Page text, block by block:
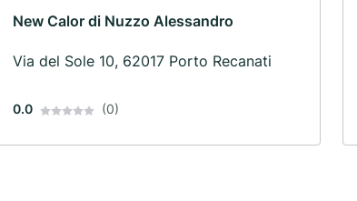
New Calor di Nuzzo Alessandro
Via del Sole 10, 62017 Porto Recanati
0.0 (0)